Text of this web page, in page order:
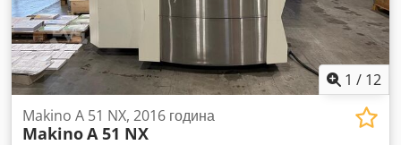
1 / 12
Makino A 51 NX, 2016 година
MakinoA 51 NX